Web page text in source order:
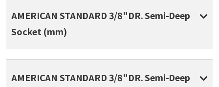
AMERICAN STANDARD 3/8"DR. Semi-Deep
Socket (mm)
AMERICAN STANDARD 3/8"DR. Semi-Deep